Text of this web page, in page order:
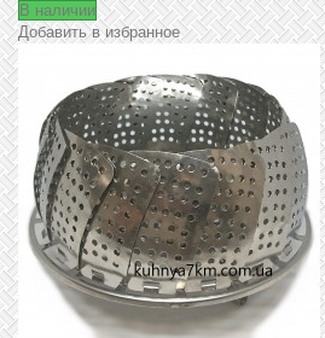
В наличии
Добавить в избранное